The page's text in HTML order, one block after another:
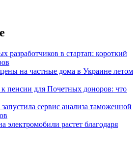
разработчиков в стартап: короткий
на частные дома в Украине летом
пенсии для Почетных доноров: что
сервис анализа таможенной
электромобили растет благодаря